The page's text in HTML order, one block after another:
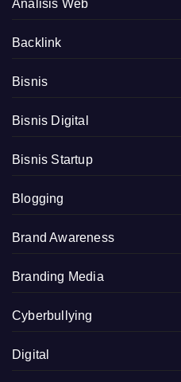
Analisis Web
Backlink
Bisnis
Bisnis Digital
Bisnis Startup
Blogging
Brand Awareness
Branding Media
Cyberbullying
Digital